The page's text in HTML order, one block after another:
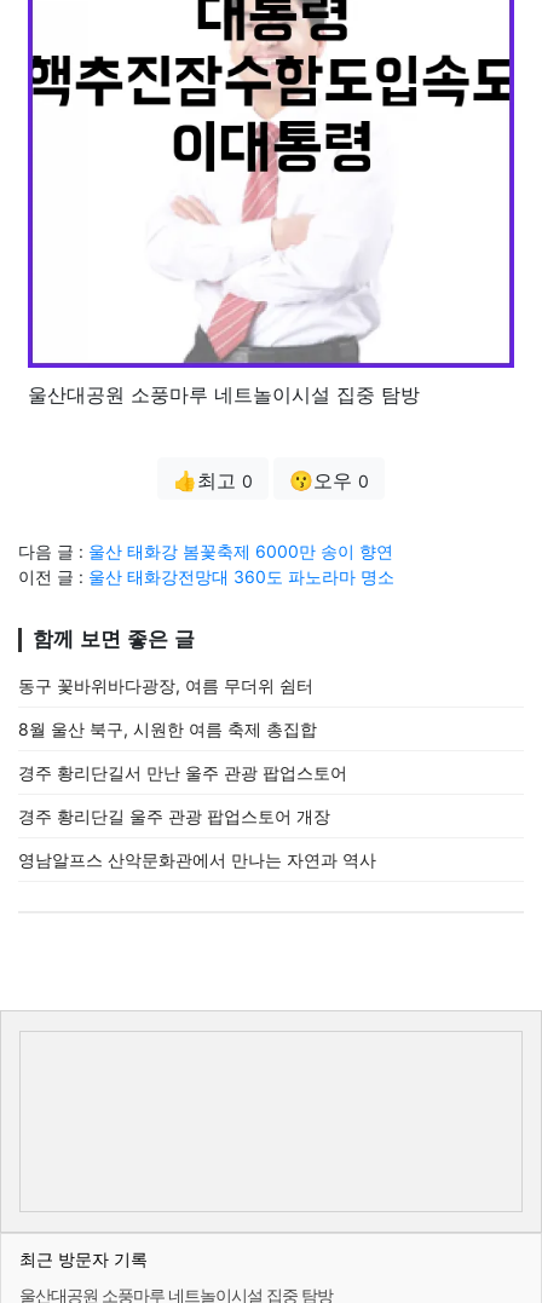
울산대공원 소풍마루 네트놀이시설 집중 탐방
👍최고 0 😗오우 0
다음 글 : 울산 태화강 봄꽃축제 6000만 송이 향연
이전 글 : 울산 태화강전망대 360도 파노라마 명소
함께 보면 좋은 글
동구 꽃바위바다광장, 여름 무더위 쉼터
8월 울산 북구, 시원한 여름 축제 총집합
경주 황리단길서 만난 울주 관광 팝업스토어
경주 황리단길 울주 관광 팝업스토어 개장
영남알프스 산악문화관에서 만나는 자연과 역사
최근 방문자 기록
울산대공원 소풍마루 네트놀이시설 집중 탐방